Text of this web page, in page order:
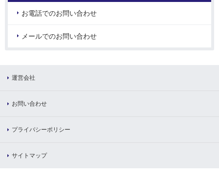
お電話でのお問い合わせ
メールでのお問い合わせ
運営会社
お問い合わせ
プライバシーポリシー
サイトマップ